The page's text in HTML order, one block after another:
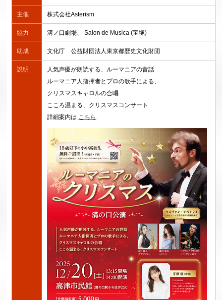
主催 株式会社Asterism
協力 溝ノ口劇場、 Salon de Musica (宝塚)
助成 文化庁 公益財団法人東京都歴史文化財団
説明
人気声優が朗読する、ルーマニアの昔話
ルーマニア人指揮者とプロの歌手による、
クリスマスキャロルの合唱
こころ温まる、クリスマスコンサート
詳細案内は こちら